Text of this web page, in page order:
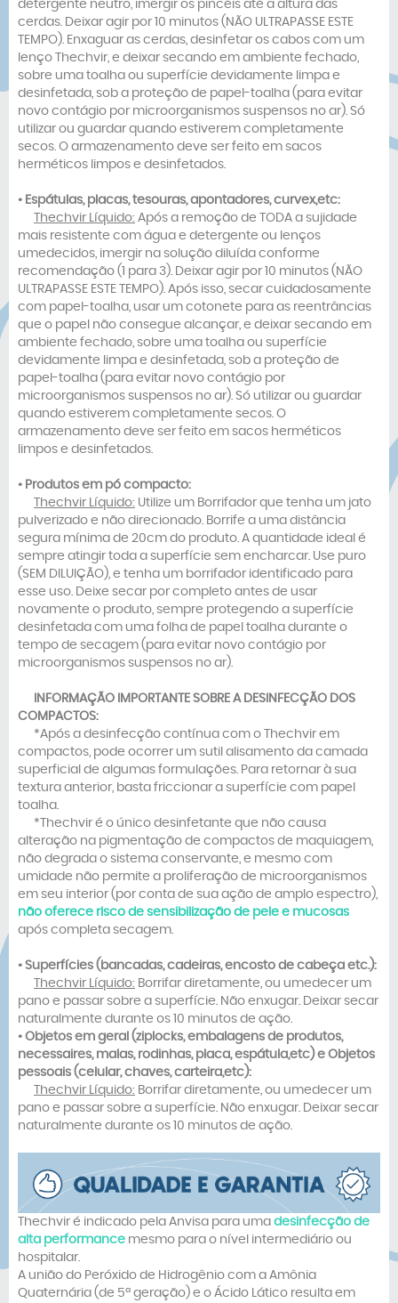
detergente neutro, imergir os pincéis até a altura das
cerdas. Deixar agir por 10 minutos (NÃO ULTRAPASSE ESTE
TEMPO). Enxaguar as cerdas, desinfetar os cabos com um
lenço Thechvir, e deixar secando em ambiente fechado,
sobre uma toalha ou superfície devidamente limpa e
desinfetada, sob a proteção de papel-toalha (para evitar
novo contágio por microorganismos suspensos no ar). Só
utilizar ou guardar quando estiverem completamente
secos. O armazenamento deve ser feito em sacos
herméticos limpos e desinfetados.
• Espátulas, placas, tesouras, apontadores, curvex,etc:
Thechvir Líquido: Após a remoção de TODA a sujidade
mais resistente com água e detergente ou lenços
umedecidos, imergir na solução diluída conforme
recomendação (1 para 3). Deixar agir por 10 minutos (NÃO
ULTRAPASSE ESTE TEMPO). Após isso, secar cuidadosamente
com papel-toalha, usar um cotonete para as reentrâncias
que o papel não consegue alcançar, e deixar secando em
ambiente fechado, sobre uma toalha ou superfície
devidamente limpa e desinfetada, sob a proteção de
papel-toalha (para evitar novo contágio por
microorganismos suspensos no ar). Só utilizar ou guardar
quando estiverem completamente secos. O
armazenamento deve ser feito em sacos herméticos
limpos e desinfetados.
• Produtos em pó compacto:
Thechvir Líquido: Utilize um Borrifador que tenha um jato
pulverizado e não direcionado. Borrife a uma distância
segura mínima de 20cm do produto. A quantidade ideal é
sempre atingir toda a superfície sem encharcar. Use puro
(SEM DILUIÇÃO), e tenha um borrifador identificado para
esse uso. Deixe secar por completo antes de usar
novamente o produto, sempre protegendo a superfície
desinfetada com uma folha de papel toalha durante o
tempo de secagem (para evitar novo contágio por
microorganismos suspensos no ar).
INFORMAÇÃO IMPORTANTE SOBRE A DESINFECÇÃO DOS
COMPACTOS:
*Após a desinfecção contínua com o Thechvir em
compactos, pode ocorrer um sutil alisamento da camada
superficial de algumas formulações. Para retornar à sua
textura anterior, basta friccionar a superfície com papel
toalha.
*Thechvir é o único desinfetante que não causa
alteração na pigmentação de compactos de maquiagem,
não degrada o sistema conservante, e mesmo com
umidade não permite a proliferação de microorganismos
em seu interior (por conta de sua ação de amplo espectro),
não oferece risco de sensibilização de pele e mucosas
após completa secagem.
• Superfícies (bancadas, cadeiras, encosto de cabeça etc.):
Thechvir Líquido: Borrifar diretamente, ou umedecer um
pano e passar sobre a superfície. Não enxugar. Deixar secar
naturalmente durante os 10 minutos de ação.
• Objetos em geral (ziplocks, embalagens de produtos,
necessaires, malas, rodinhas, placa, espátula,etc) e Objetos
pessoais (celular, chaves, carteira,etc):
Thechvir Líquido: Borrifar diretamente, ou umedecer um
pano e passar sobre a superfície. Não enxugar. Deixar secar
naturalmente durante os 10 minutos de ação.
Thechvir é indicado pela Anvisa para uma desinfecção de
alta performance mesmo para o nível intermediário ou
hospitalar.
A união do Peróxido de Hidrogênio com a Amônia
Quaternária (de 5ª geração) e o Ácido Lático resulta em